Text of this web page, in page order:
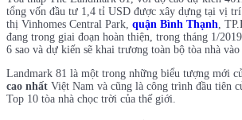
tổng vốn đầu tư 1,4 tỉ USD được xây dựng tại vị
thị Vinhomes Central Park, quận Bình Thạnh ,
đang trong giai đoạn hoàn thiện, trong tháng 1/
6 sao và dự kiến sẽ khai trương toàn bộ tòa nhà vào
Landmark 81 là một trong những biểu tượng mới
cao nhất Việt Nam và cũng là công trình đầu tiên
Top 10 tòa nhà chọc trời của thế giới.